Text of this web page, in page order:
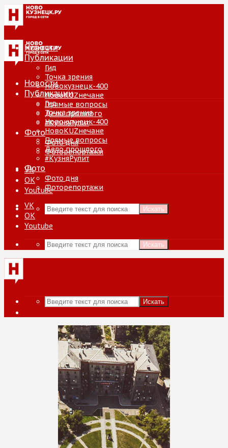
Новости
Публикации
Гид
Точка зрения
Новокузнецк-400
НовоKUZнечане
Прямые вопросы
Дело прошлого
#КузняРулит
Фото
Фото дня
Фоторепортажи
VK
ОК
Youtube
Искать
Новости
Публикации
Гид
Точка зрения
Новокузнецк-400
НовоKUZнечане
Прямые вопросы
Дело прошлого
#КузняРулит
Фото
Фото дня
Фоторепортажи
VK
ОК
Youtube
Искать
Искать